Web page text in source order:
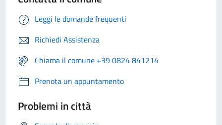
Leggi le domande frequenti
Richiedi Assistenza
Chiama il comune +39 0824 841214
Prenota un appuntamento
Problemi in città